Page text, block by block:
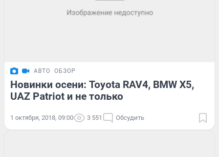
АВТО ОБЗОР
Новинки осени: Toyota RAV4, BMW X5,
UAZ Patriot и не только
1 октября, 2018, 09:00 3 551 Обсудить